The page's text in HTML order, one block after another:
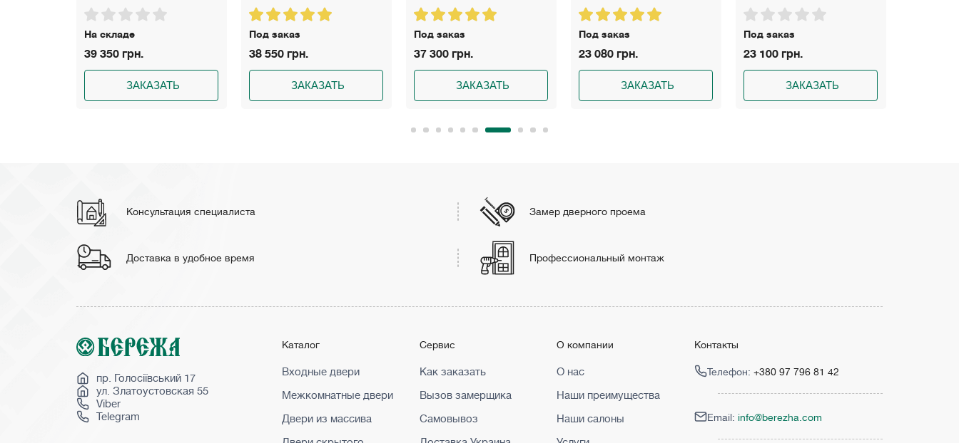
На складе
39 350 грн.
ЗАКАЗАТЬ
Под заказ
38 550 грн.
ЗАКАЗАТЬ
Под заказ
37 300 грн.
ЗАКАЗАТЬ
Под заказ
23 080 грн.
ЗАКАЗАТЬ
Под заказ
23 100 грн.
ЗАКАЗАТЬ
Консультация специалиста Замер дверного проема
Доставка в удобное время Профессиональный монтаж
пр. Голосіївський 17
ул. Златоустовская 55
Viber
Telegram
Каталог
Входные двери
Межкомнатные двери
Двери из массива
Сервис
Как заказать
Вызов замерщика
Самовывоз
О компании
О нас
Наши преимущества
Наши салоны
Контакты
Телефон: +380 97 796 81 42
Email: info@berezha.com